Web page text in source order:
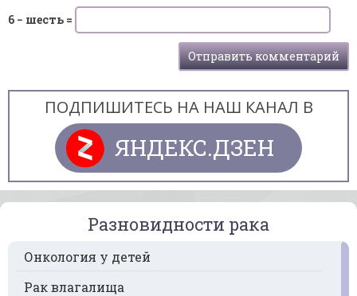
6 − шесть =
ПОДПИШИТЕСЬ НА НАШ КАНАЛ В
ЯНДЕКС.ДЗЕН
Разновидности рака
Онкология у детей
Рак влагалища